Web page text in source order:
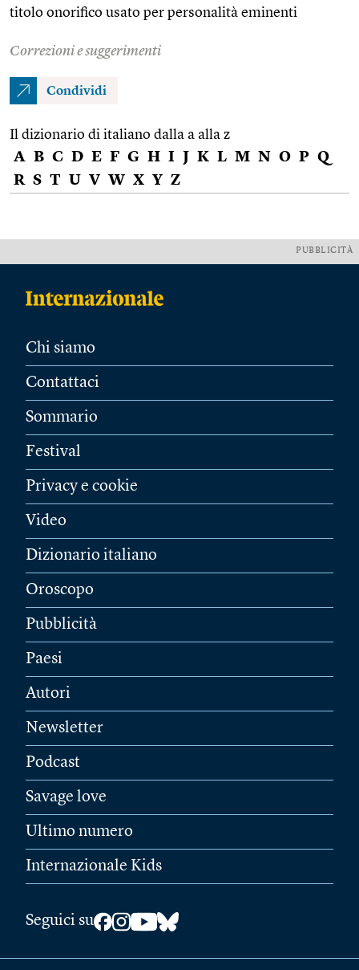
titolo onorifico usato per personalità eminenti
Correzioni e suggerimenti
Condividi
Il dizionario di italiano dalla a alla z
A B C D E F G H I J K L M N O P Q
R S T U V W X Y Z
PUBBLICITÀ
Chi siamo
Contattaci
Sommario
Festival
Privacy e cookie
Video
Dizionario italiano
Oroscopo
Pubblicità
Paesi
Autori
Newsletter
Podcast
Savage love
Ultimo numero
Internazionale Kids
Seguici su